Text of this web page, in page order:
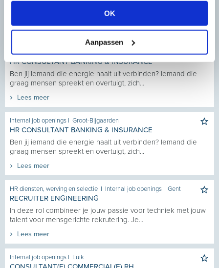
OK
Aanpassen
Recruitment zit in jouw DNA. Je weet hoe de markt werkt, hoe
je de juiste kandidaten aanspreekt en...
Lees meer
Internal job openingsI Dendermonde
HR CONSULTANT BANKING & INSURANCE
Ben jij iemand die energie haalt uit verbinden? Iemand die
graag mensen spreekt en overtuigt, zich...
Lees meer
Internal job openings I Groot-Bijgaarden
HR CONSULTANT BANKING & INSURANCE
Ben jij iemand die energie haalt uit verbinden? Iemand die
graag mensen spreekt en overtuigt, zich...
Lees meer
HR diensten, werving en selectie I Internal job openings I Gent
RECRUITER ENGINEERING
In deze rol combineer je jouw passie voor techniek met jouw
talent voor mensgerichte rekrutering. Je...
Lees meer
Internal job openings I Luik